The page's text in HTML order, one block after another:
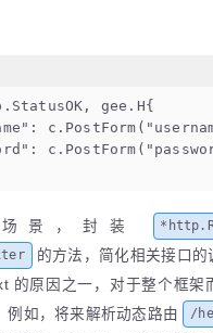
gee.H{
: c.PostForm(
: c.PostForm(
景，封装
的方法，简化相关接口的
的原因之一，对于整个框架
例如，将来解析动态路由
/